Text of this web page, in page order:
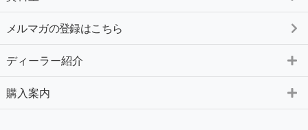
メルマガの登録はこちら
ディーラー紹介
購入案内